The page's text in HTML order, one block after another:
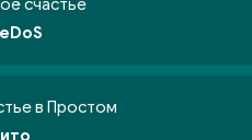
счастье
в Простом